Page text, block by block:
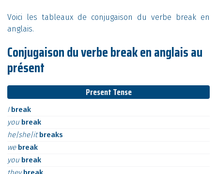
Voici les tableaux de conjugaison du verbe break en
anglais.
Conjugaison du verbe break en anglais au
présent
Present Tense
I break
you break
he|she|itbreaks
we break
you break